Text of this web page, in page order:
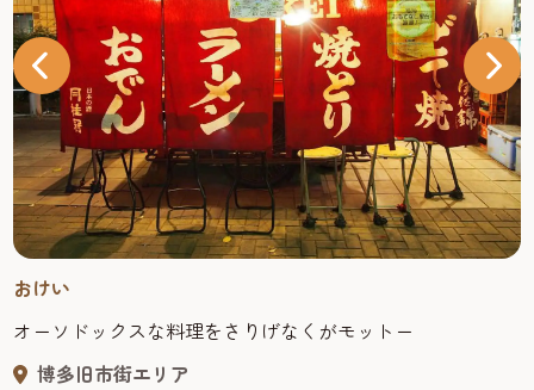
に開業。 以来、”屋台の思い出”そのものを体験として楽し
んでもらえるよう、心配りの行き届いたサービスを大切に
しており、お客さんの好きなBGMを流したり、記念撮影を
したり、楽しく粋な演出が人気だ。 スタッフの一人、ベト
ナム人留学生のアンさんは、来日2年半。昼は学校に通い、
夕方から屋台で働いている。屋台オープン当初に在籍して
いたベトナム人留学生との縁から、後輩を紹介してもらう
ようになり、現在もベトナム人スタッフが頑張っている。
ベトナム語、日本語、英語、フランス語に加え、韓国語も
活躍。 そんなベトナムと縁のある屋台ならではのメニュー
が楽しめるのも、この屋台の魅力。「バインミーチャオ
おけい
オーソドックスな料理をさりげなくがモットー
博多旧市街エリア